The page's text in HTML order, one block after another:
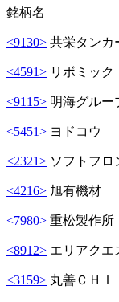
銘柄名
<9130> 共栄
<4591> リ
<9115> 明海
<5451> ヨ
<2321> ソフ
<4216> 旭
<7980> 重松
<8912> エリ
<3159> 丸善